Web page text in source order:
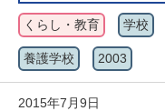
くらし・教育 学校
養護学校 2003
2015年7月9日